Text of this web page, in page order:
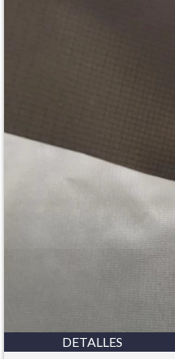
DETALLES